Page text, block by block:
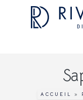
ACCUEIL »